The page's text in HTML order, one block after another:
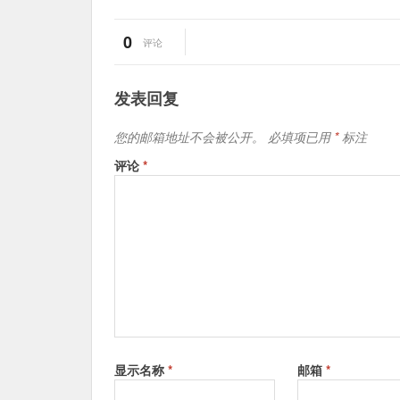
0 评论
发表回复
您的邮箱地址不会被公开。 必填项已用 *标注
评论 *
显示名称 * 邮箱 *